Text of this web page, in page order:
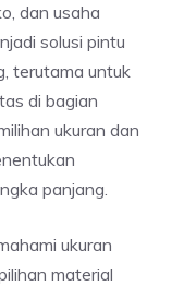
dan usaha
solusi pintu
terutama untuk
di bagian
ukuran dan
panjang.
ukuran
material